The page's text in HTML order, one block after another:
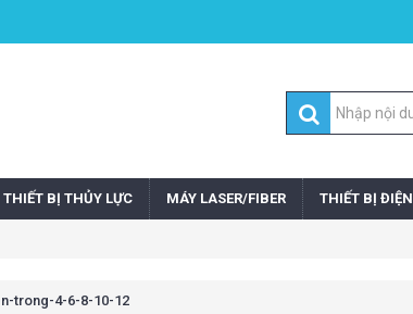
THIẾT BỊ THỦY LỰC MÁY LASER/FIBER THIẾT BỊ ĐIỆN
trong-4-6-8-10-12